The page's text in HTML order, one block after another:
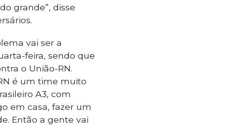
grande”, disse
vai ser a
feira, sendo que
o União-RN.
é um time muito
A3, com
em casa, fazer um
Então a gente vai